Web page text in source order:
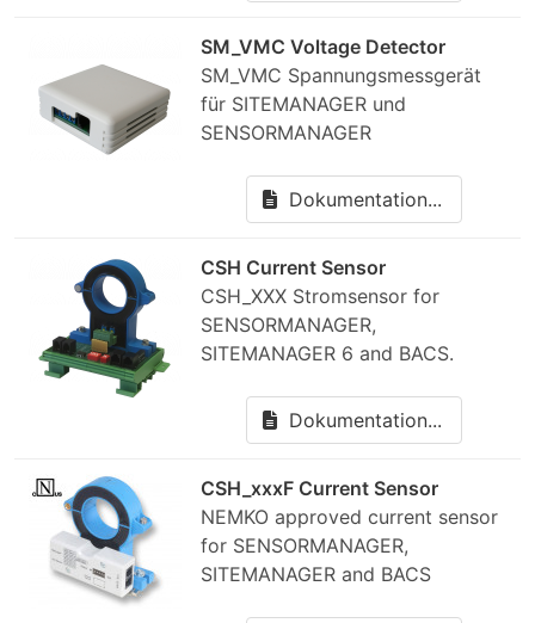
SM_VMC Voltage Detector
SM_VMC Spannungsmessgerät
für SITEMANAGER und
SENSORMANAGER
Dokumentation...
CSH Current Sensor
CSH_XXX Stromsensor for
SENSORMANAGER,
SITEMANAGER 6 and BACS.
Dokumentation...
CSH_xxxF Current Sensor
NEMKO approved current sensor
for SENSORMANAGER,
SITEMANAGER and BACS